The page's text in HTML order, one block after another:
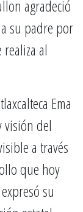
agradeció
su padre por
al
Ema
visión del
a través
que hoy
su